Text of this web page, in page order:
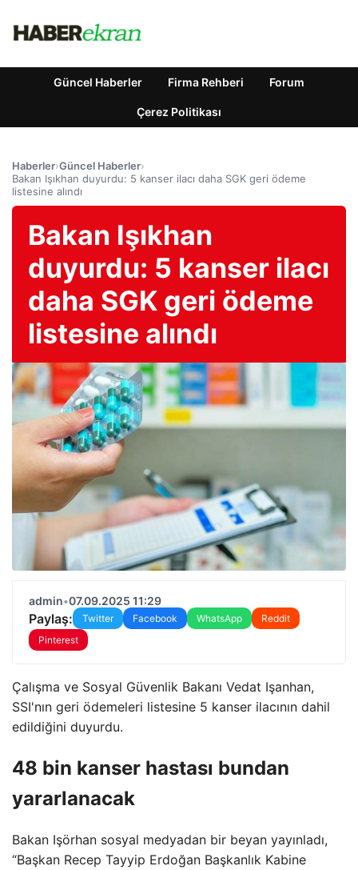
Güncel Haberler Firma Rehberi Forum
Çerez Politikası
Haberler›Güncel Haberler›
Bakan Işıkhan duyurdu: 5 kanser ilacı daha SGK geri ödeme
listesine alındı
Bakan Işıkhan
duyurdu: 5 kanser ilacı
daha SGK geri ödeme
listesine alındı
admin•07.09.2025 11:29
Paylaş: Twitter Facebook WhatsApp
Reddit
Pinterest
Çalışma ve Sosyal Güvenlik Bakanı Vedat Işanhan,
SSI'nın geri ödemeleri listesine 5 kanser ilacının dahil
edildiğini duyurdu.
48 bin kanser hastası bundan
yararlanacak
Bakan Işörhan sosyal medyadan bir beyan yayınladı,
“Başkan Recep Tayyip Erdoğan Başkanlık Kabine